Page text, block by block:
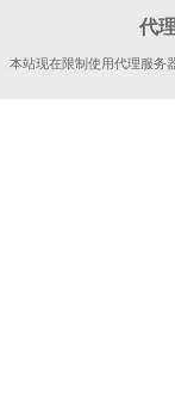
代
本站现在限制使用代理服务